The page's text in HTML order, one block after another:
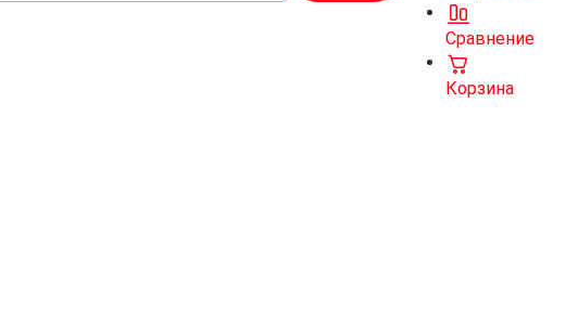
Сравнение
Корзина